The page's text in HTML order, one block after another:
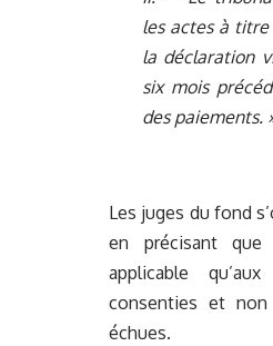
les actes à titre
la déclaration
six mois
des paiements.
Les juges du fond
en précisant
applicable
consenties et
échues.